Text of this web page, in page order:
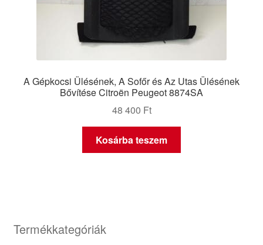
A Gépkocsi Ülésének, A Sofőr és Az Utas Ülésének
Bővítése Citroën Peugeot 8874SA
48 400 Ft
Kosárba teszem
Termékkategóriák